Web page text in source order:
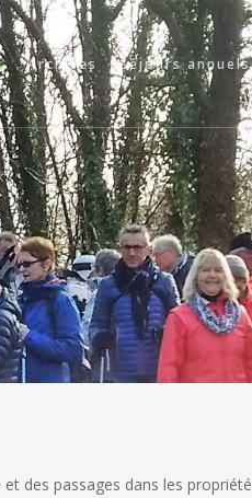
Archives Séjours annuels
des passages dans les